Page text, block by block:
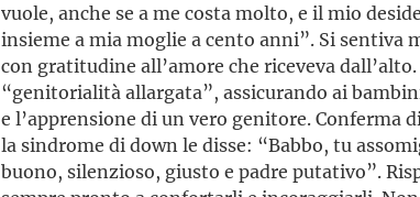
vuole, anche se a me costa molto, e il mio
insieme a mia moglie a cento anni”. Si sentiva
con gratitudine all’amore che riceveva
“genitorialità allargata”, assicurando ai
e l’apprensione di un vero genitore. Conferma
la sindrome di down le disse: “Babbo, tu
buono, silenzioso, giusto e padre putativo”.